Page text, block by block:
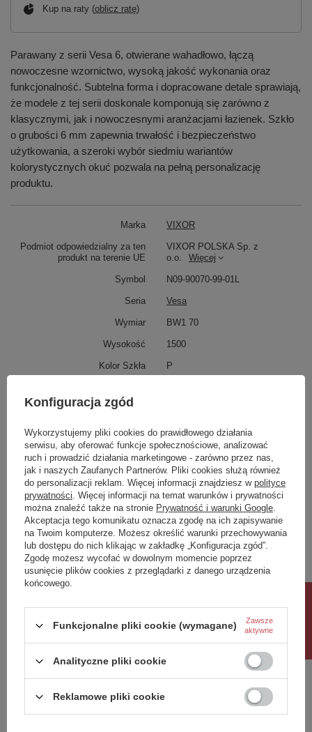
Kup na raty (oblicz ratę)
Parawany z serii Vesa 6, otwierane wahadłowo, łączą
nowoczesne wzornictwo, wysoką jakość wykonania oraz
funkcjonalność. Subtelna forma i dopracowane detale sprawiają,
że modele z tej serii doskonale komponują się zarówno z
klasycznymi, jak i nowoczesnymi aranżacjami łazienek. Szkło
o grubości 6 mm zapewnia trwałość i bezpieczeństwo
użytkowania, a szeroki wybór siedmiu wariantów
kolorystycznych okuć pozwala na pełną personalizację
produktu.
Marka VIXOR
Podmiot odpowiedzialny za ten
produkt na terenie UE
VIXOR POLSKA Sp. z
o.o.
Więcej
Symbol N09-90070-99-01L
Seria Vesa
Wymiar BW1 70
Wysokość 1500
Kolor Szkła P
Potrzebujesz pomocy? Masz pytania?
najciekawsze pytania i odpowiedzi publikując
dla innych.
Zadaj pytanie
Napisz swoją opinię
Twoja ocena:
5/5
Treść twojej opinii
Dodaj własne zdjęcie produktu:
Konfiguracja zgód
Wykorzystujemy pliki cookies do prawidłowego działania
serwisu, aby oferować funkcje społecznościowe, analizować
ruch i prowadzić działania marketingowe - zarówno przez nas,
jak i naszych Zaufanych Partnerów. Pliki cookies służą również
do personalizacji reklam. Więcej informacji znajdziesz w polityce
prywatności . Więcej informacji na temat warunków i prywatności
można znaleźć także na stronie Prywatność i warunki Google
Akceptacja tego komunikatu oznacza zgodę na ich zapisywanie
na Twoim komputerze. Możesz określić warunki przechowywania
lub dostępu do nich klikając w zakładkę „Konfiguracja zgód”.
Zgodę możesz wycofać w dowolnym momencie poprzez
usunięcie plików cookies z przeglądarki z danego urządzenia
końcowego.
Funkcjonalne pliki cookie (wymagane)
Zawsze
aktywne
Analityczne pliki cookie
Reklamowe pliki cookie